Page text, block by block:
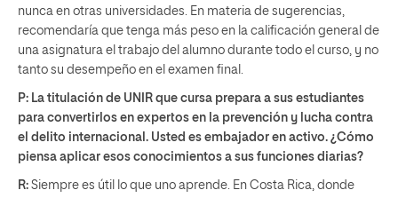
nunca en otras universidades. En materia de sugerencias,
recomendaría que tenga más peso en la calificación general de
una asignatura el trabajo del alumno durante todo el curso, y no
tanto su desempeño en el examen final.
P: La titulación de UNIR que cursa prepara a sus estudiantes
para convertirlos en expertos en la prevención y lucha contra
el delito internacional. Usted es embajador en activo. ¿Cómo
piensa aplicar esos conocimientos a sus funciones diarias?
R: Siempre es útil lo que uno aprende. En Costa Rica, donde